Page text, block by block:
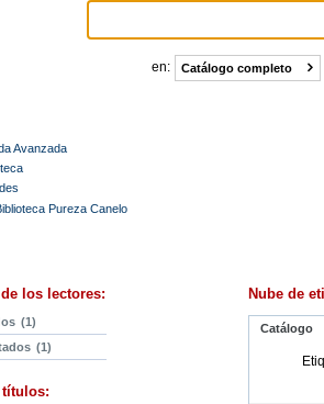
en: Catálogo completo
Avanzada
Pureza Canelo
los lectores:
(1)
(1)
títulos:
Nube de
Catálogo